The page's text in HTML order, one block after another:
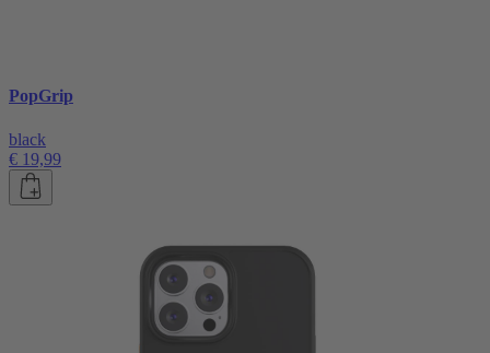
PopGrip
black
€ 19,99